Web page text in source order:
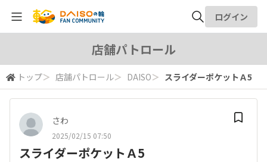
検索
ログイン
店舗パトロール
トップ＞ 店舗パトロール＞ DAISO＞ スライダーポケットＡ5
さわ
2025/02/15 07:50
スライダーポケットＡ5